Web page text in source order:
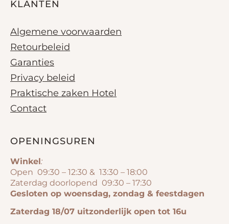
KLANTEN
Algemene voorwaarden
Retourbeleid
Garanties
Privacy beleid
Praktische zaken Hotel
Contact
OPENINGSUREN
Winkel:
Open 09:30 – 12:30 & 13:30 – 18:00
Zaterdag doorlopend 09:30 – 17:30
Gesloten op woensdag, zondag & feestdagen
Zaterdag 18/07 uitzonderlijk open tot 16u